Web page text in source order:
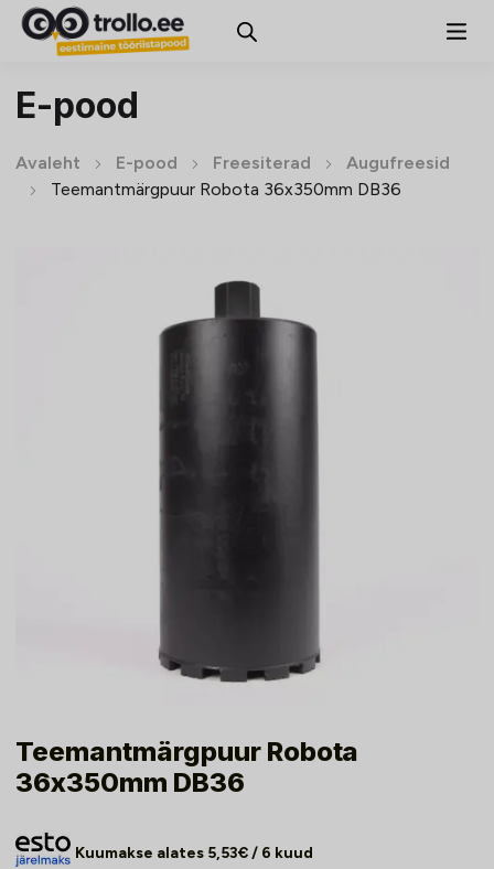
E-pood
Avaleht E-pood Freesiterad
Augufreesid
Teemantmärgpuur Robota 36x350mm DB36
Teemantmärgpuur Robota
36x350mm DB36
Kuumakse alates 5,53€/ 6 kuud